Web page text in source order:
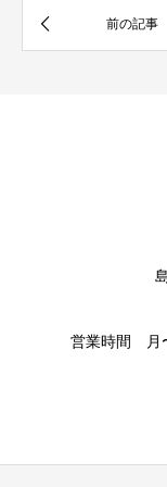
営業時間 月